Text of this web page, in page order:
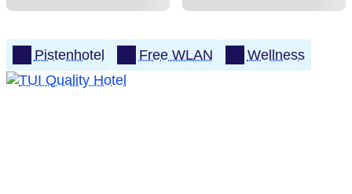
Pistenhotel Free WLAN Wellness